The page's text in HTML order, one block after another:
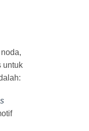
untuk